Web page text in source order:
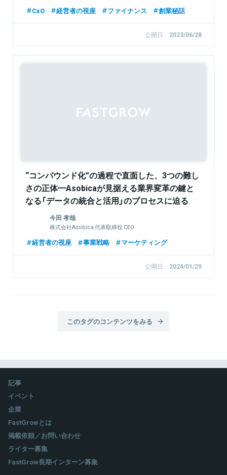
CxO 経営者の視座 ファイナンス 創業秘話
公開日 2023/06/28
“コンパウンド化”の過程で直面した、3つの難し
さの正体━Asobicaが見据える業界変革の鍵と
なる「データの統合と活用」のプロセスに迫る
今田 孝哉
株式会社Asobica 代表取締役 CEO
経営者の視座 事業戦略 マーケティング
公開日 2024/01/29
このタグのコンテンツをみる
記事
イベント
企業
FastGrowとは
掲載依頼／お問い合わせ
ライター募集
FastGrow長期インターン募集